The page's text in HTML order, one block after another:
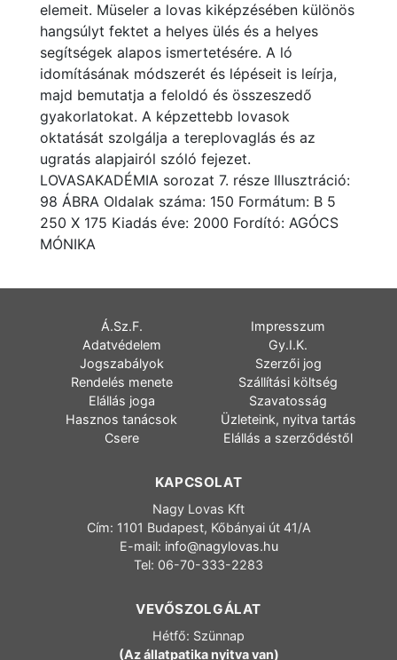
elemeit. Müseler a lovas kiképzésében különös
hangsúlyt fektet a helyes ülés és a helyes
segítségek alapos ismertetésére. A ló
idomításának módszerét és lépéseit is leírja,
majd bemutatja a feloldó és összeszedő
gyakorlatokat. A képzettebb lovasok
oktatását szolgálja a tereplovaglás és az
ugratás alapjairól szóló fejezet.
LOVASAKADÉMIA sorozat 7. része Illusztráció:
98 ÁBRA Oldalak száma: 150 Formátum: B 5
250 X 175 Kiadás éve: 2000 Fordító: AGÓCS
MÓNIKA
Á.Sz.F.
Impresszum
Adatvédelem
Gy.I.K.
Jogszabályok
Szerzői jog
Rendelés menete
Szállítási költség
Elállás joga
Szavatosság
Hasznos tanácsok
Üzleteink, nyitva tartás
Csere
Elállás a szerződéstől
KAPCSOLAT
Nagy Lovas Kft
Cím: 1101 Budapest, Kőbányai út 41/A
E-mail: info@nagylovas.hu
Tel: 06-70-333-2283
VEVŐSZOLGÁLAT
Hétfő: Szünnap
(Az állatpatika nyitva van)